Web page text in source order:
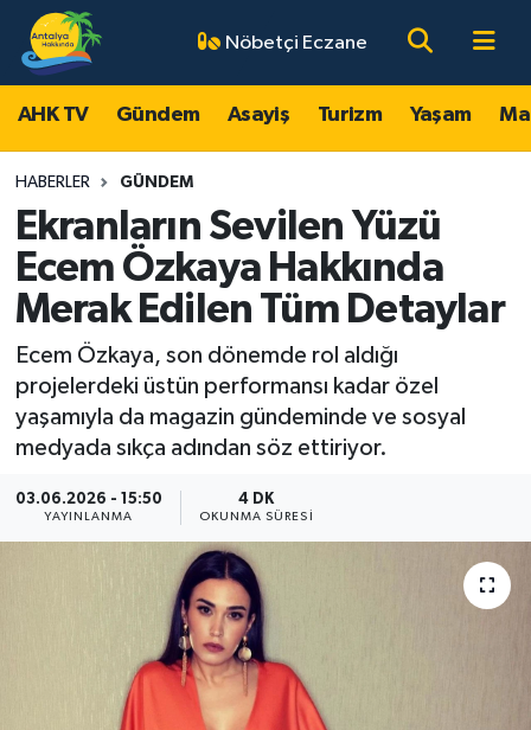
Nöbetçi Eczane
AHK TV Gündem Asayiş Turizm Yaşam
HABERLER GÜNDEM
Ekranların Sevilen Yüzü
Ecem Özkaya Hakkında
Merak Edilen Tüm Detaylar
Ecem Özkaya, son dönemde rol aldığı
projelerdeki üstün performansı kadar özel
yaşamıyla da magazin gündeminde ve sosyal
medyada sıkça adından söz ettiriyor.
03.06.2026 - 15:50
YAYINLANMA
4 DK
OKUNMA SÜRESI
AHK TV
Gündem
Asayiş
Turizm
Magazin
Ekonomi
Spor
Resmi Reklamlar
Antalya Nöbetçi Eczaneler
Antalya Hava Durumu
Antalya Namaz Vakitleri
Antalya Trafik Yoğunluk Haritası
Tüm Manşetler
Son Dakika Haberleri
Haber Arşivi